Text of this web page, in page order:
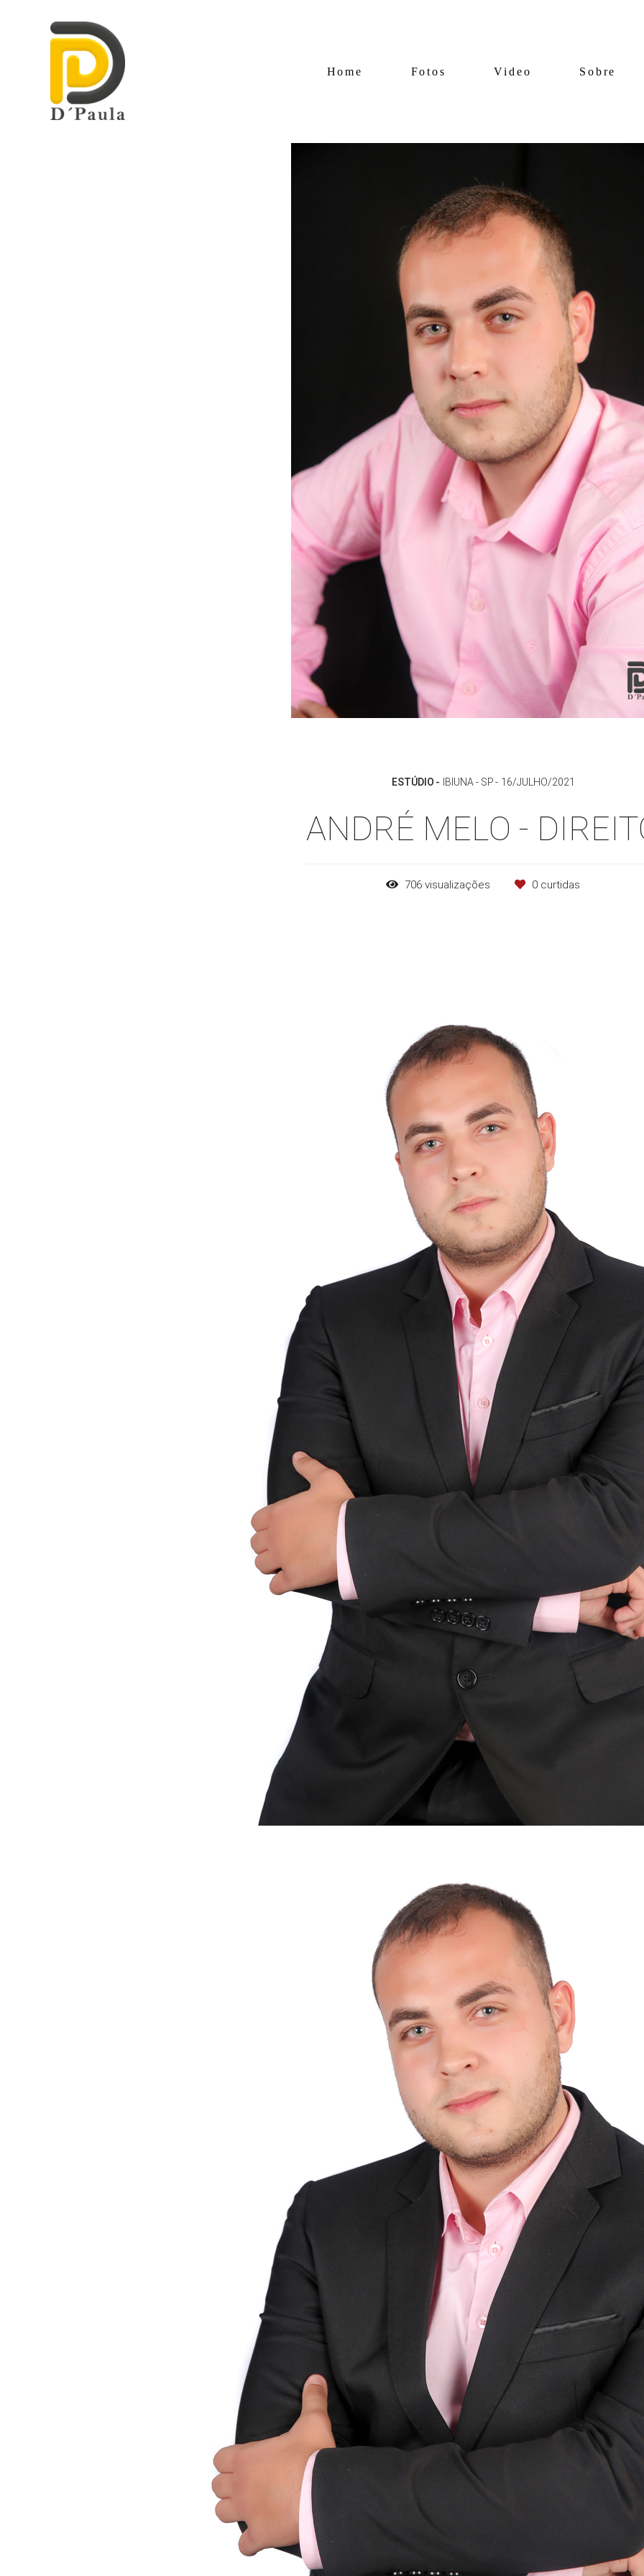
Home Fotos Video Sobre
ESTÚDIO IBIUNA - SP 16/JULHO/2021
ANDRÉ MELO -
706 visualizações 0 curtidas